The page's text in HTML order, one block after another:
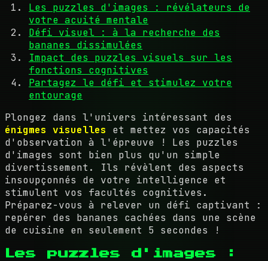
Les puzzles d'images : révélateurs de
votre acuité mentale
Défi visuel : à la recherche des
bananes dissimulées
Impact des puzzles visuels sur les
fonctions cognitives
Partagez le défi et stimulez votre
entourage
Plongez dans l'univers intéressant des
énigmes visuelles et mettez vos capacités
d'observation à l'épreuve ! Les puzzles
d'images sont bien plus qu'un simple
divertissement. Ils révèlent des aspects
insoupçonnés de votre intelligence et
stimulent vos facultés cognitives.
Préparez-vous à relever un défi captivant :
repérer des bananes cachées dans une scène
de cuisine en seulement 5 secondes !
Les puzzles d'images :